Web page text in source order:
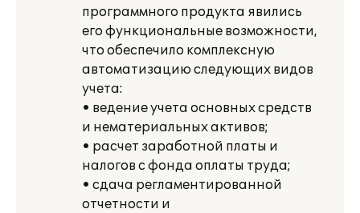
программного продукта явились
его функциональные возможности,
что обеспечило комплексную
автоматизацию следующих видов
учета:
• ведение учета основных средств
и нематериальных активов;
• расчет заработной платы и
налогов с фонда оплаты труда;
• сдача регламентированной
отчетности и